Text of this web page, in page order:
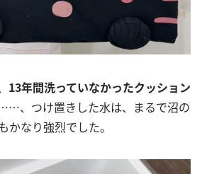
13年間洗っていなかったクッション
、つけ置きした水は、まるで沼の
かなり強烈でした。